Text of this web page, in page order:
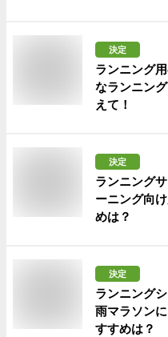
決定
ランニング
なランニン
えて！
決定
ランニング
ーニング向
めは？
決定
ランニング
雨マラソン
すすめは？